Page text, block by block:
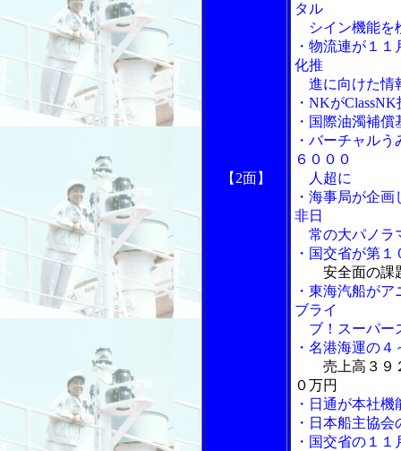
【2面】
タル
シイン機能を
・物流連が１
化推
進に向けた情
・NKが
・国際油濁補
・バーチャル
６０００
人超に
・海事局が企
非日
常の大パノラ
・国交省が第１
安全面の課
・東海汽船が
ブライ
ブ！スーパー
・名港海運の
売上高３９
０万円
・日通が本社
・日本船主協
・国交省の１